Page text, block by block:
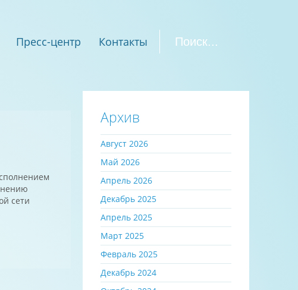
Пресс-центр Контакты
сети
Архив
Август 2026
Май 2026
Апрель 2026
Декабрь 2025
Апрель 2025
Март 2025
Февраль 2025
Декабрь 2024